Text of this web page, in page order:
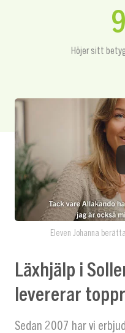
Höjer sitt
Eleven Johanna
Läxhjälp i
levererar
Sedan 2007 har vi